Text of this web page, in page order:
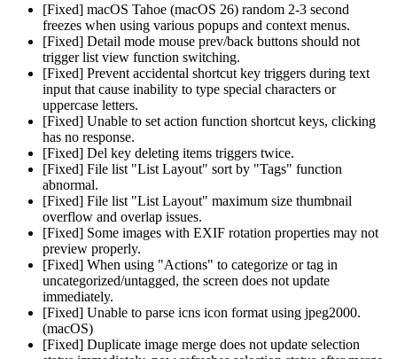
[Fixed] macOS Tahoe (macOS 26) random 2-3 second
freezes when using various popups and context menus.
[Fixed] Detail mode mouse prev/back buttons should not
trigger list view function switching.
[Fixed] Prevent accidental shortcut key triggers during text
input that cause inability to type special characters or
uppercase letters.
[Fixed] Unable to set action function shortcut keys, clicking
has no response.
[Fixed] Del key deleting items triggers twice.
[Fixed] File list "List Layout" sort by "Tags" function
abnormal.
[Fixed] File list "List Layout" maximum size thumbnail
overflow and overlap issues.
[Fixed] Some images with EXIF rotation properties may not
preview properly.
[Fixed] When using "Actions" to categorize or tag in
uncategorized/untagged, the screen does not update
immediately.
[Fixed] Unable to parse icns icon format using jpeg2000.
(macOS)
[Fixed] Duplicate image merge does not update selection